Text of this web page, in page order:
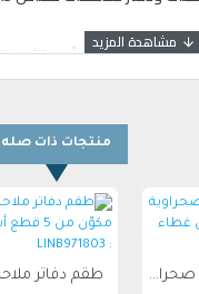
وقت ممتع بعيداً عن
منتجات ذات صله
مجموعة من 3 دفاتر ملاحظات صحراوية مقاس A5 ، 30 صفحة مسطّرة لكل غطاء رقيق